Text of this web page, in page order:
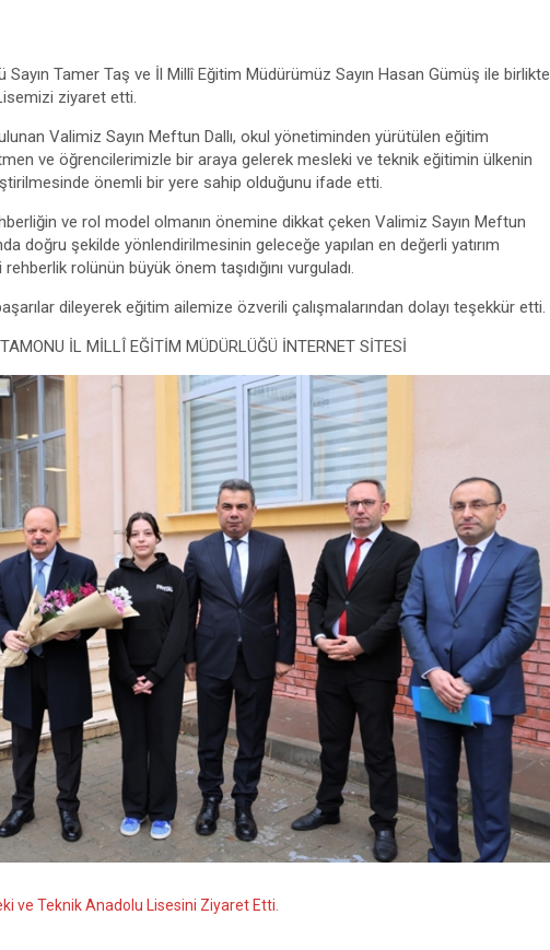
h Sayın Tamer Taş ve İl Millî Eğitim Müdürümüz Sayın Hasan Gümüş ile birlikte
ziyaret etti.
Valimiz Sayın Meftun Dallı, okul yönetiminden yürütülen eğitim
ve öğrencilerimizle bir araya gelerek mesleki ve teknik eğitimin ülkenin
önemli bir yere sahip olduğunu ifade etti.
ve rol model olmanın önemine dikkat çeken Valimiz Sayın Meftun
doğru şekilde yönlendirilmesinin geleceğe yapılan en değerli yatırım
rolünün büyük önem taşıdığını vurguladı.
dileyerek eğitim ailemize özverili çalışmalarından dolayı teşekkür etti.
İL MİLLÎ EĞİTİM MÜDÜRLÜĞÜ İNTERNET SİTESİ
ve Teknik Anadolu Lisesini Ziyaret Etti.